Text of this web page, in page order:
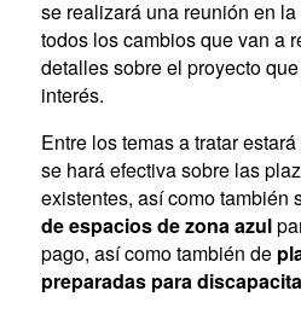
se realizará una reunión en
todos los cambios que van a
detalles sobre el proyecto
interés.
Entre los temas a tratar
se hará efectiva sobre las
existentes, así como también
de espacios de zona azul
pago, así como también de
preparadas para